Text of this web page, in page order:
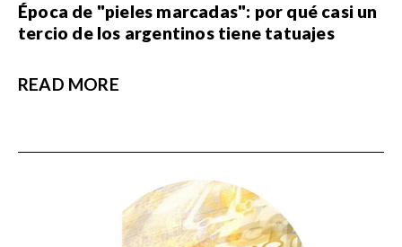
Época de "pieles marcadas": por qué casi un
tercio de los argentinos tiene tatuajes
READ MORE